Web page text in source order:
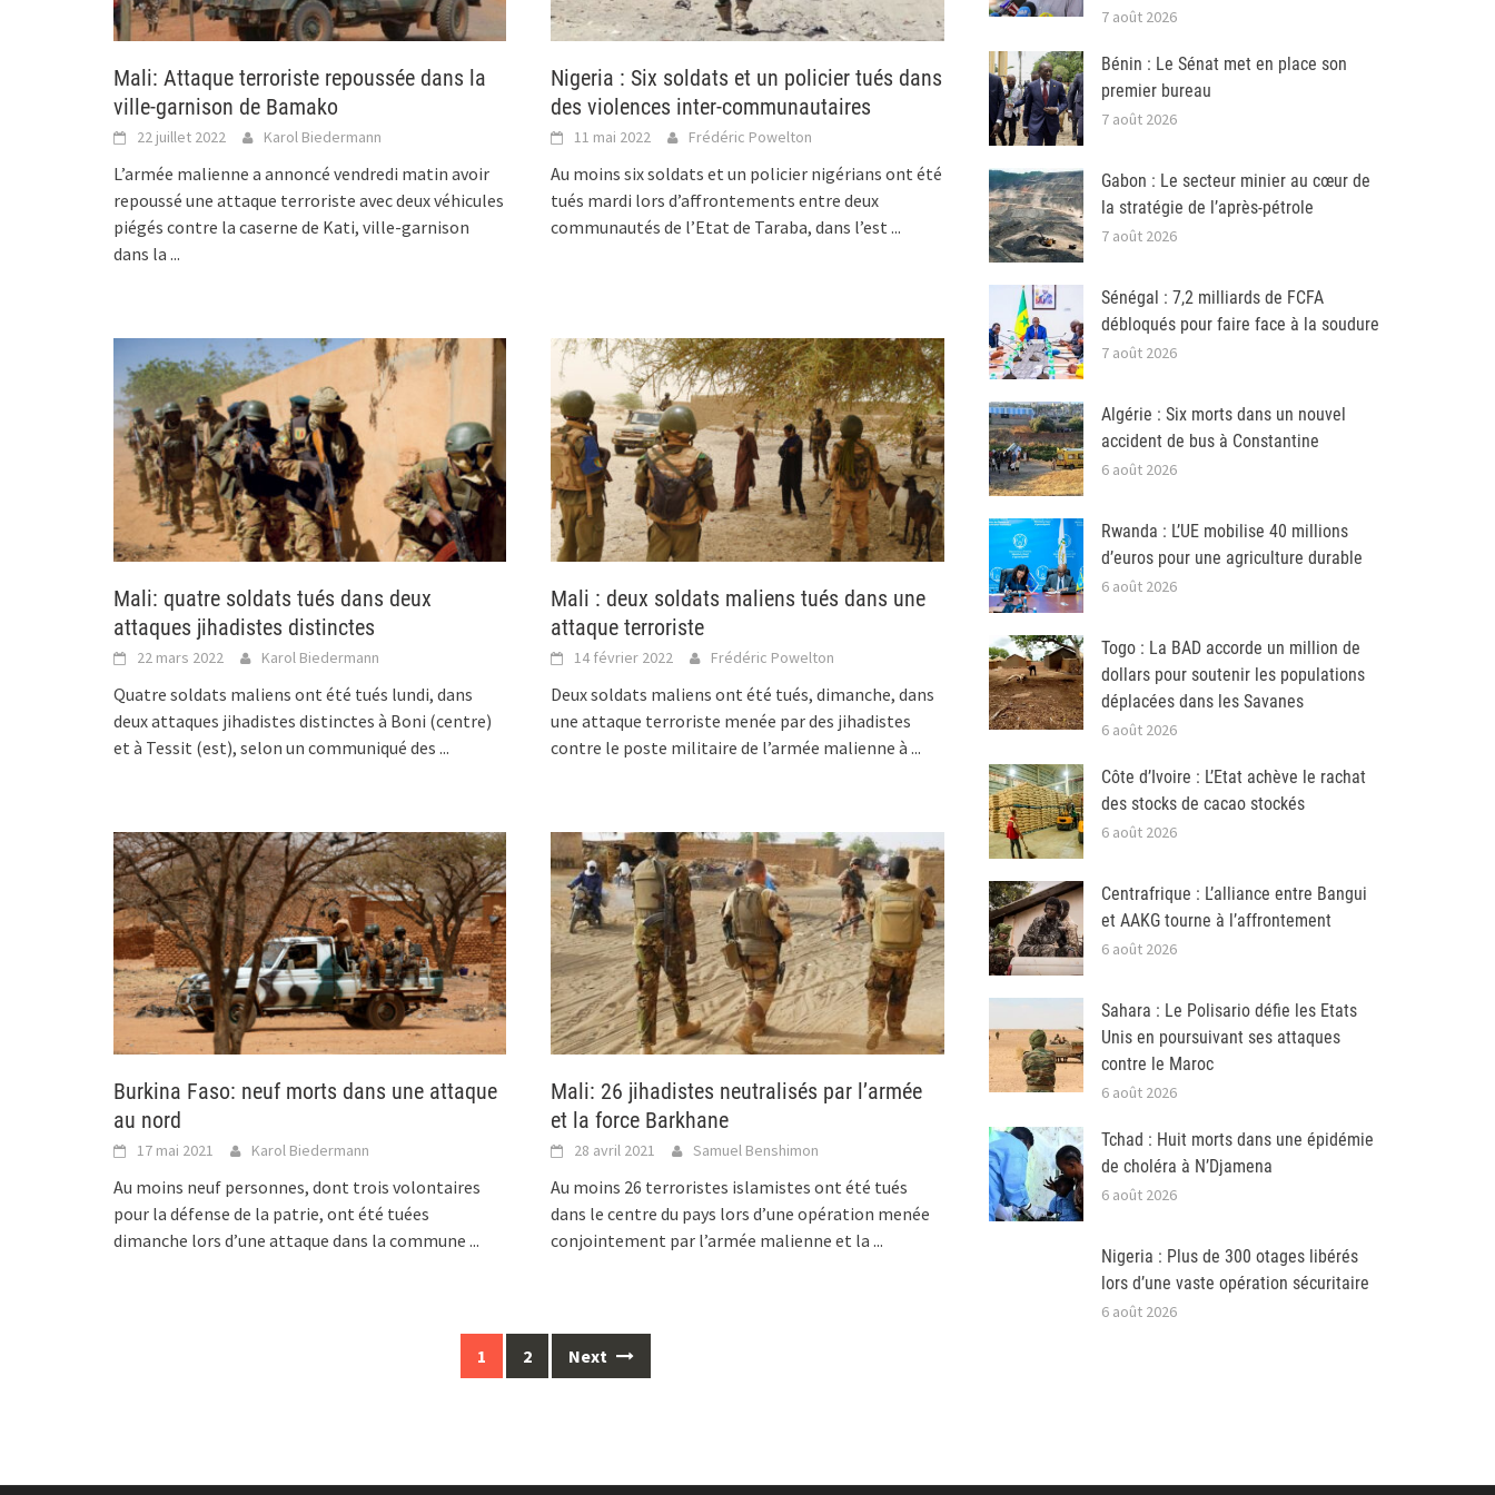
Mali: Attaque terroriste repoussée dans la
ville-garnison de Bamako
22 juillet 2022 Karol Biedermann
L’armée malienne a annoncé vendredi matin avoir
repoussé une attaque terroriste avec deux véhicules
piégés contre la caserne de Kati, ville-garnison
dans la ...
Nigeria : Six soldats et un policier tués dans
des violences inter-communautaires
11 mai 2022 Frédéric Powelton
Au moins six soldats et un policier nigérians ont été
tués mardi lors d’affrontements entre deux
communautés de l’Etat de Taraba, dans l’est...
Mali: quatre soldats tués dans deux
attaques jihadistes distinctes
22 mars 2022 Karol Biedermann
Quatre soldats maliens ont été tués lundi, dans
deux attaques jihadistes distinctes à Boni (centre)
et à Tessit (est), selon un communiqué des ...
Mali : deux soldats maliens tués dans une
attaque terroriste
14 février 2022 Frédéric Powelton
Deux soldats maliens ont été tués, dimanche, dans
une attaque terroriste menée par des jihadistes
contre le poste militaire de l’armée malienne à...
Burkina Faso: neuf morts dans une attaque
au nord
17 mai 2021 Karol Biedermann
Au moins neuf personnes, dont trois volontaires
pour la défense de la patrie, ont été tuées
dimanche lors d’une attaque dans la commune ...
Mali: 26 jihadistes neutralisés par l’armée
et la force Barkhane
28 avril 2021 Samuel Benshimon
Au moins 26 terroristes islamistes ont été tués
dans le centre du pays lors d’une opération menée
conjointement par l’armée malienne et la...
1 2 Next
7 août 2026
Bénin : Le Sénat met en place son
premier bureau
7 août 2026
Gabon : Le secteur minier au cœur de
la stratégie de l’après-pétrole
7 août 2026
Sénégal : 7,2 milliards de FCFA
débloqués pour faire face à la soudure
7 août 2026
Algérie : Six morts dans un nouvel
accident de bus à Constantine
6 août 2026
Rwanda : L’UE mobilise 40 millions
d’euros pour une agriculture durable
6 août 2026
Togo : La BAD accorde un million de
dollars pour soutenir les populations
déplacées dans les Savanes
6 août 2026
Côte d’Ivoire : L’Etat achève le rachat
des stocks de cacao stockés
6 août 2026
Centrafrique : L’alliance entre Bangui
et AAKG tourne à l’affrontement
6 août 2026
Sahara : Le Polisario défie les Etats
Unis en poursuivant ses attaques
contre le Maroc
6 août 2026
Tchad : Huit morts dans une épidémie
de choléra à N’Djamena
6 août 2026
Nigeria : Plus de 300 otages libérés
lors d’une vaste opération sécuritaire
6 août 2026